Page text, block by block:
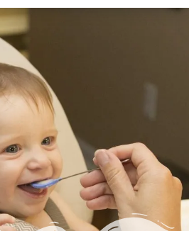
الأكاديمية
الأنشطة
المناسبات
المقالات
حول علمتني كنز